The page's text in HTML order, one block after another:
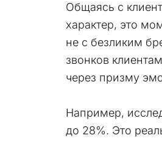
Общаясь с
характер, это
не с безликим
звонков
через призму
Например,
до 28%. Это